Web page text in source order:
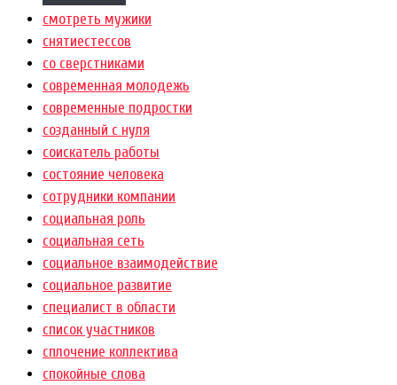
смотреть мужики
снятиестессов
со сверстниками
современная молодежь
современные подростки
созданный с нуля
соискатель работы
состояние человека
сотрудники компании
социальная роль
социальная сеть
социальное взаимодействие
социальное развитие
специалист в области
список участников
сплочение коллектива
спокойные слова